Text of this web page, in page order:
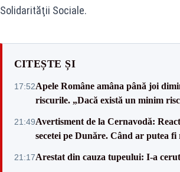
Solidarităţii Sociale.
CITEȘTE ȘI
17:52Apele Române amâna până joi
riscurile. „Dacă există un minim
21:49Avertisment de la Cernavodă:
secetei pe Dunăre. Când ar putea
21:17Arestat din cauza tupeului: I-a